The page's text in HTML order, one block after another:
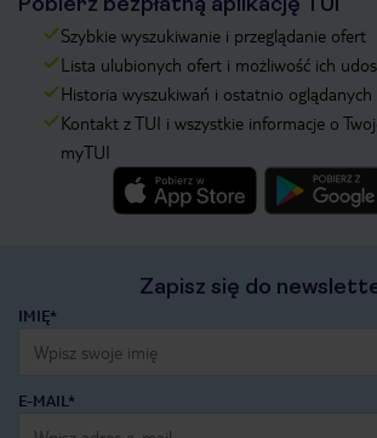
Szybkie wyszukiwanie i przeglądanie ofert
Lista ulubionych ofert i możliwość ich
Historia wyszukiwań i ostatnio
Kontakt z TUI i wszystkie informacje o
myTUI
Zapisz się do
IMIĘ*
E-MAIL*